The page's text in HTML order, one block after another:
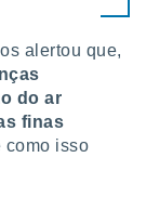
alertou que,
do ar
finas
como isso